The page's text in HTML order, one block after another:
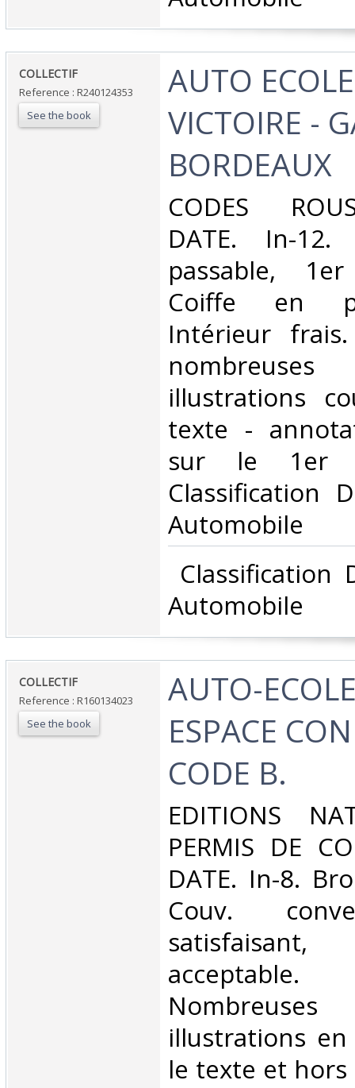
‎COLLECTIF‎
Reference : R240124353
See the book
‎AUTO
VICTOIRE -
BORDEAUX‎
‎CODES
DATE. In-
passable,
Coiffe en
Intérieur
illustrations
texte -
sur le
Classification
Automobile‎
Classification
Automobile‎
‎COLLECTIF‎
Reference : R160134023
See the book
‎AUTO-
ESPACE
CODE B.‎
‎EDITIONS
PERMIS DE
DATE. In-8.
Couv.
illustrations
le texte et